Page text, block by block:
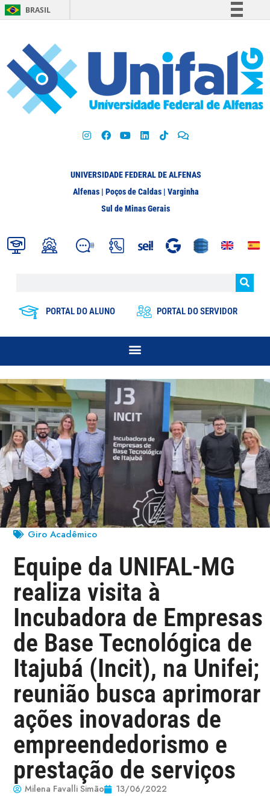
BRASIL
Participe
Acesso à informação
Legislação
UNIVERSIDADE FEDERAL DE ALFENAS
Alfenas | Poços de Caldas | Varginha
Sul de Minas Gerais
PORTAL DO ALUNO PORTAL DO SERVIDOR
Giro Acadêmico
Equipe da UNIFAL-MG
realiza visita à
Incubadora de Empresas
de Base Tecnológica de
Itajubá (Incit), na Unifei;
reunião busca aprimorar
ações inovadoras de
empreendedorismo e
prestação de serviços
Milena Favalli Simão 13/06/2022